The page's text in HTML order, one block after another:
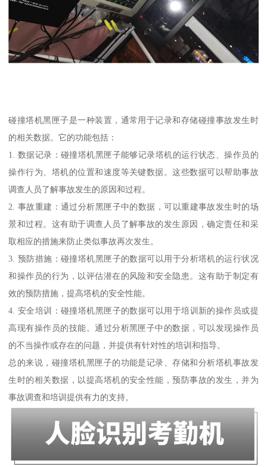
碰撞塔机黑匣子是一种装置，通常用于记录和存储碰撞事故发生时
的相关数据。它的功能包括：
1. 数据记录：碰撞塔机黑匣子能够记录塔机的运行状态、操作员的
操作行为、塔机的位置和速度等关键数据。这些数据可以帮助事故
调查人员了解事故发生的原因和过程。
2. 事故重建：通过分析黑匣子中的数据，可以重建事故发生时的场
景和过程。这有助于调查人员了解事故的发生原因，确定责任和采
取相应的措施来防止类似事故再次发生。
3. 预防措施：碰撞塔机黑匣子的数据可以用于分析塔机的运行状况
和操作员的行为，以评估潜在的风险和安全隐患。这有助于制定有
效的预防措施，提高塔机的安全性能。
4. 安全培训：碰撞塔机黑匣子的数据可以用于培训新的操作员或提
高现有操作员的技能。通过分析黑匣子中的数据，可以发现操作员
的不当操作或存在的问题，并提供有针对性的培训和指导。
总的来说，碰撞塔机黑匣子的功能是记录、存储和分析塔机事故发
生时的相关数据，以提高塔机的安全性能，预防事故的发生，并为
事故调查和培训提供有力的支持。